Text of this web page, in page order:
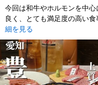
今回は和牛やホルモンを中
良く、とても満足度の高い
細を見る